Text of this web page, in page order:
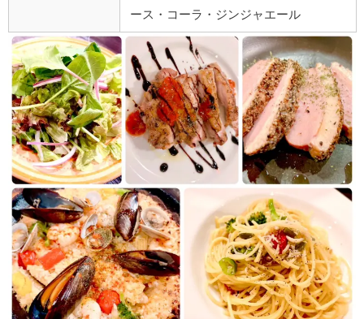
ース・コーラ・ジンジャエール